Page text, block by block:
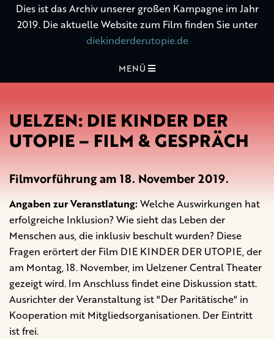
Dies ist das Archiv unserer großen Kampagne im Jahr
2019. Die aktuelle Website zum Film finden Sie unter
diekinderderutopie.de
MENÜ
UELZEN: DIE KINDER DER
UTOPIE – FILM & GESPRÄCH
Filmvorführung am 18. November 2019.
Angaben zur Veranstlatung:Welche Auswirkungen hat
erfolgreiche Inklusion? Wie sieht das Leben der
Menschen aus, die inklusiv beschult wurden? Diese
Fragen erörtert der Film DIE KINDER DER UTOPIE, der
am Montag, 18. November, im Uelzener Central Theater
gezeigt wird. Im Anschluss findet eine Diskussion statt.
Ausrichter der Veranstaltung ist "Der Paritätische" in
Kooperation mit Mitgliedsorganisationen. Der Eintritt
ist frei.